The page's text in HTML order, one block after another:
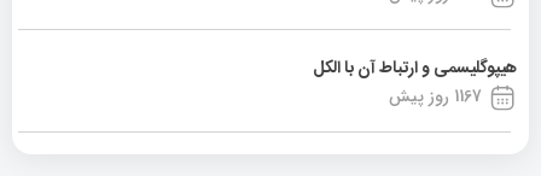
هیپوگلیسمی و ارتباط آن با الکل
1167 روز پیش